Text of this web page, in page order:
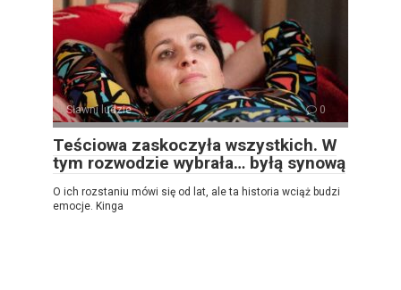
Sławni ludzie 0
Teściowa zaskoczyła wszystkich. W
tym rozwodzie wybrała… byłą synową
O ich rozstaniu mówi się od lat, ale ta historia wciąż budzi
emocje. Kinga